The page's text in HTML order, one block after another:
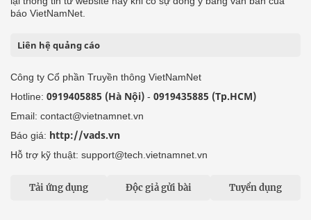
Cơ quan chủ quản: Bộ Dân tộc và Tôn giáo
Tổng biên tập: Nguyễn Văn Bá
Liên hệ tòa soạn
Địa chỉ: Tầng 18, Toà nhà Cục Viễn thông (VNTA), 68 Dương
Đình Nghệ, phường Cầu Giấy, TP. Hà Nội.
Điện thoại:02439369898
Email: vietnamnet@vietnamnet.vn
© 1997 Báo VietNamNet. All rights reserved. Chỉ được phát hành
lại thông tin từ website này khi có sự đồng ý bằng văn bản của